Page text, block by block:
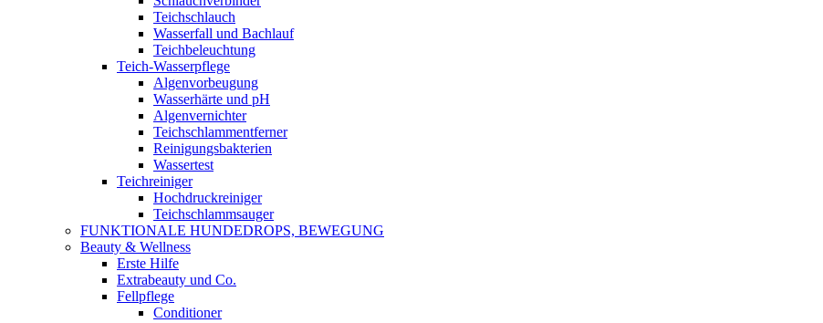
Teichschlauch
Wasserfall und Bachlauf
Teichbeleuchtung
Teich-Wasserpflege
Algenvorbeugung
Wasserhärte und pH
Algenvernichter
Teichschlammentferner
Reinigungsbakterien
Wassertest
Teichreiniger
Hochdruckreiniger
Teichschlammsauger
FUNKTIONALE HUNDEDROPS, BEWEGUNG
Beauty & Wellness
Erste Hilfe
Extrabeauty und Co.
Fellpflege
Conditioner